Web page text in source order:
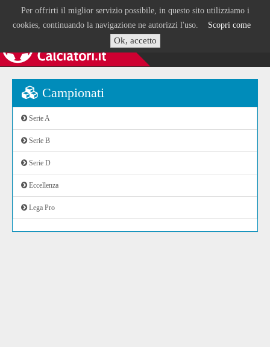
Per offrirti il miglior servizio possibile, in questo sito utilizziamo i
cookies, continuando la navigazione ne autorizzi l'uso. Scopri come
Ok, accetto
Campionati
Serie A
Serie B
Serie D
Eccellenza
Lega Pro